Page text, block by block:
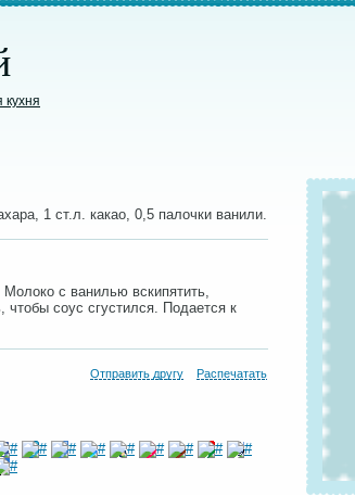
кухня
1 ст.л. какао, 0,5 палочки ванили.
с ванилью вскипятить,
чтобы соус сгустился. Подается к
Отправить другу Распечатать